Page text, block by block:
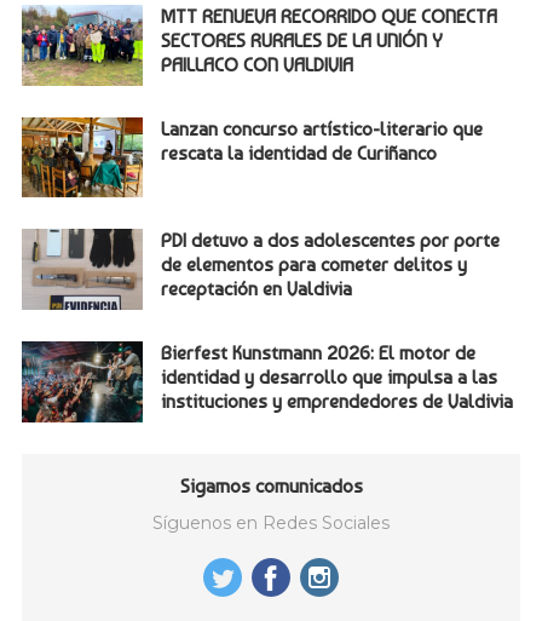
MTT RENUEVA RECORRIDO QUE CONECTA
SECTORES RURALES DE LA UNIÓN Y
PAILLACO CON VALDIVIA
Lanzan concurso artístico-literario que
rescata la identidad de Curiñanco
PDI detuvo a dos adolescentes por porte
de elementos para cometer delitos y
receptación en Valdivia
Bierfest Kunstmann 2026: El motor de
identidad y desarrollo que impulsa a las
instituciones y emprendedores de Valdivia
Sigamos comunicados
Síguenos en Redes Sociales